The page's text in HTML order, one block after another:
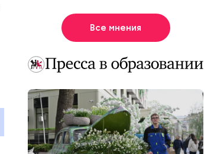
Все мнения